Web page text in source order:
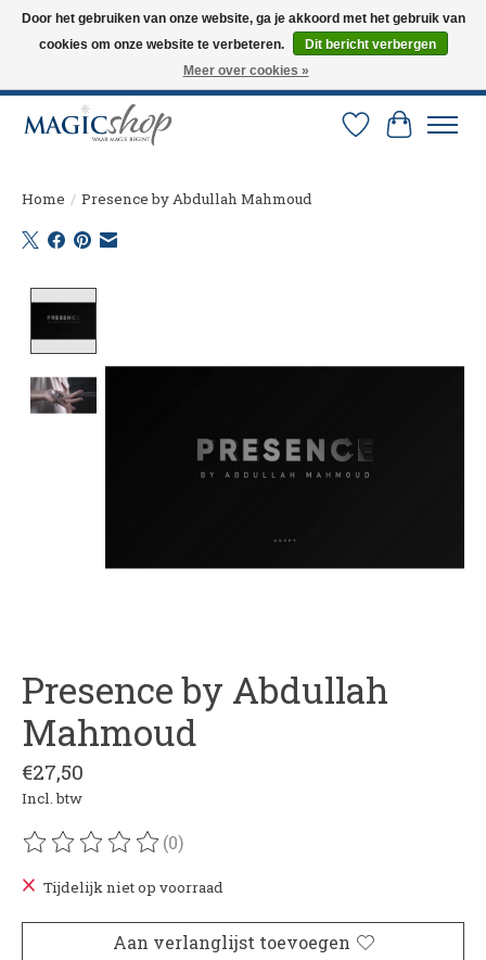
Altijd de nieuwste trucs op voorraad. Snelle verzending via PostNL en DHL.
Langskomen in onze winkel? Bel of mail om een afspraak te maken. 0251-
Verlanglijst
Home / Presence by Abdullah Mahmoud
Presence by Abdullah
Mahmoud
€27,50
Incl. btw
De beoordeling van dit product is
(0)
Tijdelijk niet op voorraad
Aan verlanglijst toevoegen
Door het gebruiken van onze website, ga je akkoord met het gebruik van
cookies om onze website te verbeteren.
Dit bericht verbergen
Meer over cookies »